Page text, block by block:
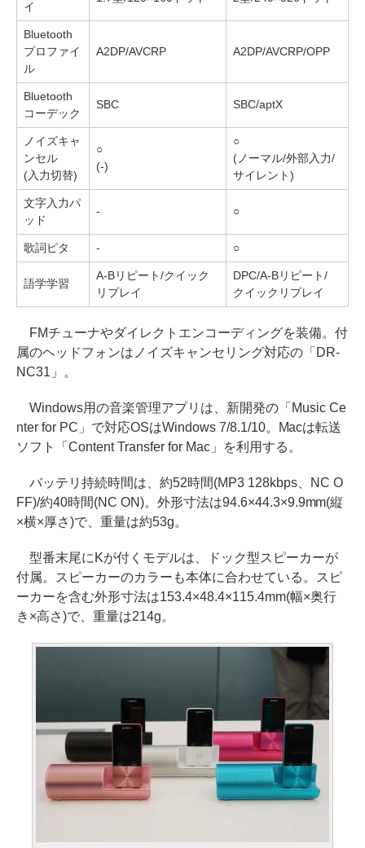
イ
Bluetooth
プロファイ
ル
A2DP/AVCRP A2DP/AVCRP/OPP
Bluetooth
コーデック
SBC SBC/aptX
ノイズキャ
ンセル
(入力切替)
○
(-)
○
(ノーマル/外部入力/
サイレント)
文字入力パ
ッド
- ○
歌詞ピタ - ○
語学学習
A-Bリピート/クイック
リプレイ
DPC/A-Bリピート/
クイックリプレイ
FMチューナやダイレクトエンコーディングを装備。付
属のヘッドフォンはノイズキャンセリング対応の「DR-
NC31」。
Windows用の音楽管理アプリは、新開発の「Music Ce
nter for PC」で対応OSはWindows 7/8.1/10。Macは転送
ソフト「Content Transfer for Mac」を利用する。
バッテリ持続時間は、約52時間(MP3 128kbps、NC O
FF)/約40時間(NC ON)。外形寸法は94.6×44.3×9.9mm(縦
×横×厚さ)で、重量は約53g。
型番末尾にKが付くモデルは、ドック型スピーカーが
付属。スピーカーのカラーも本体に合わせている。スピ
ーカーを含む外形寸法は153.4×48.4×115.4mm(幅×奥行
き×高さ)で、重量は214g。